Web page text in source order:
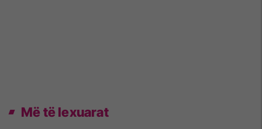
Më të lexuarat